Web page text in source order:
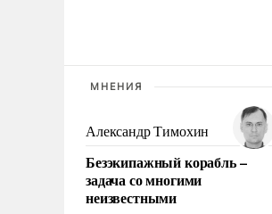
МНЕНИЯ
Александр Тимохин
Безэкипажный корабль –
задача со многими
неизвестными